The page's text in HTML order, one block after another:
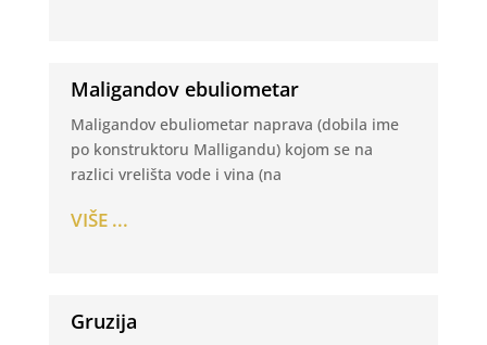
Maligandov ebuliometar
Maligandov ebuliometar naprava (dobila ime
po konstruktoru Malligandu) kojom se na
razlici vrelišta vode i vina (na
VIŠE ...
Gruzija